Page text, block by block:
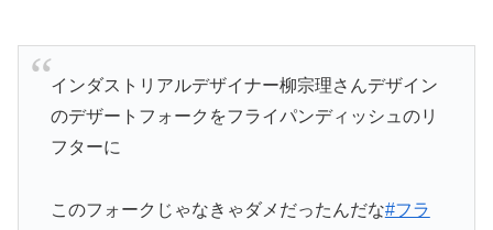
インダストリアルデザイナー柳宗理さんデザイン
のデザートフォークをフライパンディッシュのリ
フターに
このフォークじゃなきゃダメだったんだな#フラ